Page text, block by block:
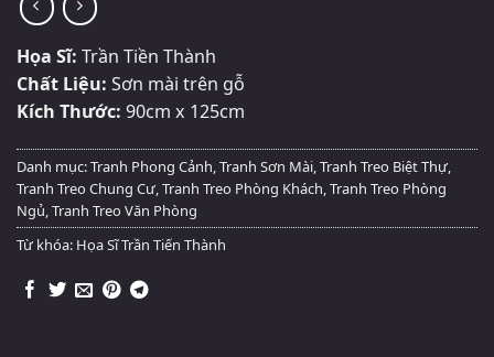
Họa Sĩ: Trần Tiền Thành
Chất Liệu: Sơn mài trên gỗ
Kích Thước: 90cm x 125cm
Danh mục:Tranh Phong Cảnh,Tranh Sơn Mài,Tranh Treo Biệt Thự,
Tranh Treo Chung Cư,Tranh Treo Phòng Khách,Tranh Treo Phòng
Ngủ,Tranh Treo Văn Phòng
Từ khóa: Họa Sĩ Trần Tiến Thành